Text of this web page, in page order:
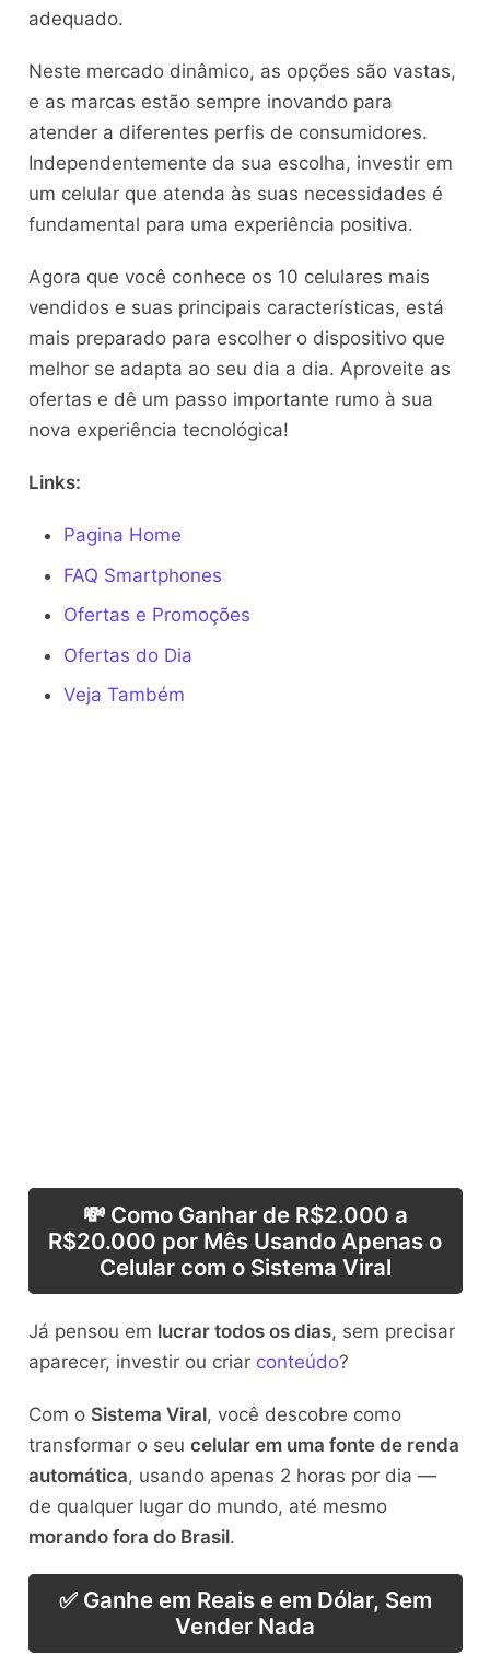
adequado.
Neste mercado dinâmico, as opções são vastas,
e as marcas estão sempre inovando para
atender a diferentes perfis de consumidores.
Independentemente da sua escolha, investir em
um celular que atenda às suas necessidades é
fundamental para uma experiência positiva.
Agora que você conhece os 10 celulares mais
vendidos e suas principais características, está
mais preparado para escolher o dispositivo que
melhor se adapta ao seu dia a dia. Aproveite as
ofertas e dê um passo importante rumo à sua
nova experiência tecnológica!
Links:
Pagina Home
FAQ Smartphones
Ofertas e Promoções
Ofertas do Dia
Veja Também
💸 Como Ganhar de R$2.000 a
R$20.000 por Mês Usando Apenas o
Celular com o Sistema Viral
Já pensou em lucrar todos os dias, sem precisar
aparecer, investir ou criar conteúdo?
Com o Sistema Viral, você descobre como
transformar o seu celular em uma fonte de renda
automática, usando apenas 2 horas por dia —
de qualquer lugar do mundo, até mesmo
morando fora do Brasil.
✅ Ganhe em Reais e em Dólar, Sem
Vender Nada